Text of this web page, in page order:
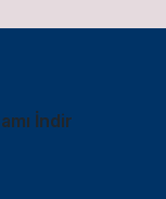
İndir